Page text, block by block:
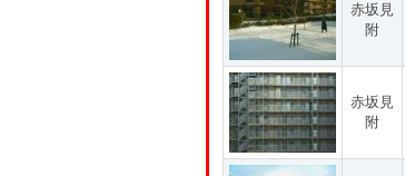
赤坂見
附
赤坂見
附